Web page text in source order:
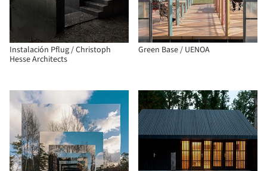
Instalación Pflug / Christoph
Hesse Architects
Green Base / UENOA